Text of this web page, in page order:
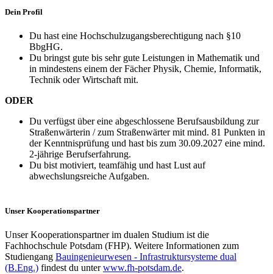
Dein Profil
Du hast eine Hochschulzugangsberechtigung nach §10
BbgHG.
Du bringst gute bis sehr gute Leistungen in Mathematik und
in mindestens einem der Fächer Physik, Chemie, Informatik,
Technik oder Wirtschaft mit.
ODER
Du verfügst über eine abgeschlossene Berufsausbildung zur
Straßenwärterin / zum Straßenwärter mit mind. 81 Punkten in
der Kenntnisprüfung und hast bis zum 30.09.2027 eine mind.
2-jährige Berufserfahrung.
Du bist motiviert, teamfähig und hast Lust auf
abwechslungsreiche Aufgaben.
Unser Kooperationspartner
Unser Kooperationspartner im dualen Studium ist die
Fachhochschule Potsdam (FHP). Weitere Informationen zum
Studiengang Bauingenieurwesen - Infrastruktursysteme dual
(B.Eng.) findest du unterwww.fh-potsdam.de.